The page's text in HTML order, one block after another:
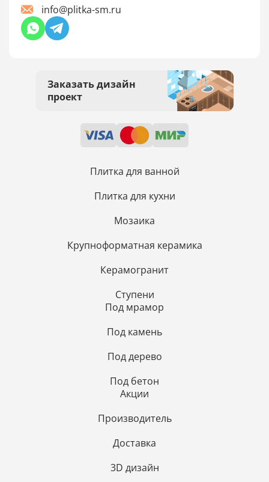
Плитка для ванной
Плитка для кухни
Мозаика
Крупноформатная керамика
Керамогранит
Ступени
Под мрамор
Под камень
Под дерево
Под бетон
Акции
Производитель
Доставка
3D дизайн
Заказать дизайн
проект
info@plitka-sm.ru